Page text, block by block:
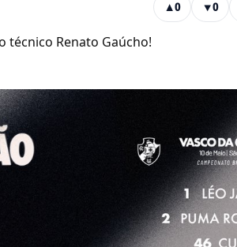
▲0 ▼0
técnico Renato Gaúcho!